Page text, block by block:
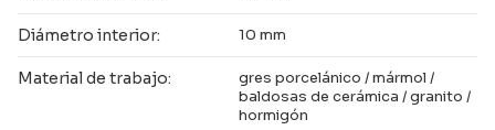
Diámetro interior: 10 mm
Material de trabajo:
gres porcelánico / mármol /
baldosas de cerámica / granito /
hormigón